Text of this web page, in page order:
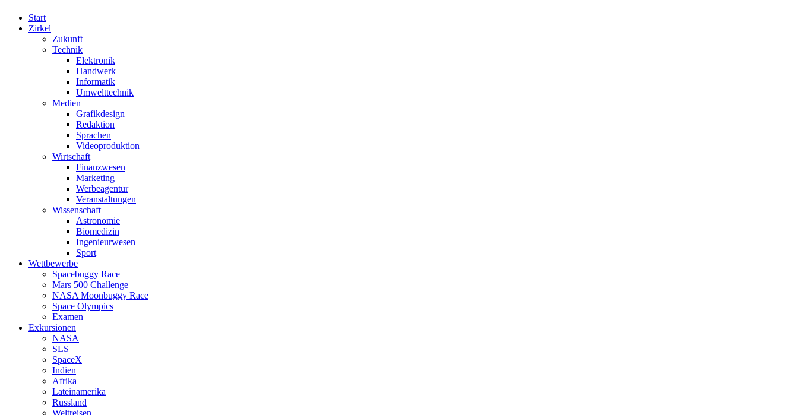
Start
Zirkel
Zukunft
Technik
Elektronik
Handwerk
Informatik
Umwelttechnik
Medien
Grafikdesign
Redaktion
Sprachen
Videoproduktion
Wirtschaft
Finanzwesen
Marketing
Werbeagentur
Veranstaltungen
Wissenschaft
Astronomie
Biomedizin
Ingenieurwesen
Sport
Wettbewerbe
Spacebuggy Race
Mars 500 Challenge
NASA Moonbuggy Race
Space Olympics
Examen
Exkursionen
NASA
SLS
SpaceX
Indien
Afrika
Lateinamerika
Russland